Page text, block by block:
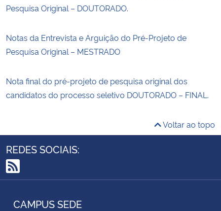
Pesquisa Original – DOUTORADO.
Notas da Entrevista e Arguição do Pré-Projeto de
Pesquisa Original – MESTRADO
Nota final do pré-projeto de pesquisa original dos
candidatos do processo seletivo DOUTORADO – FINAL.
Voltar ao topo
REDES SOCIAIS:
RSS
CAMPUS SEDE